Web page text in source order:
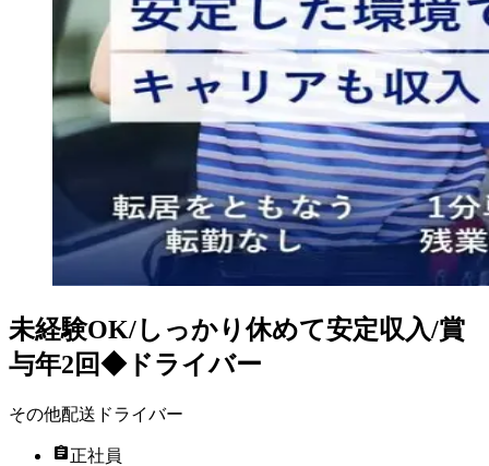
未経験OK/しっかり休めて安定収入/賞
与年2回◆ドライバー
その他配送ドライバー
正社員